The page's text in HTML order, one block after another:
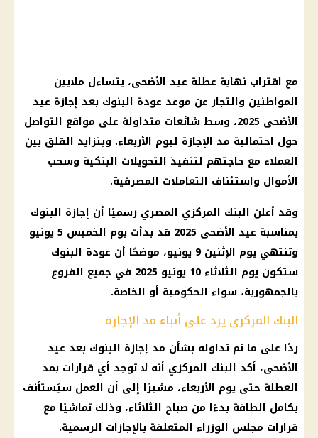
مع اقتراب نهاية عطلة عيد الأضحى، يتساءل ملايين
المواطنين والتجار عن موعد عودة البنوك بعد إجازة عيد
الأضحى 2025
، وسط شائعات متداولة على مواقع التواصل
حول احتمالية مد الإجازة ليوم الأربعاء. ويتزايد القلق بين
العملاء مع حاجتهم لتنفيذ التحويلات البنكية وسحب
الأموال واستئناف التعاملات المصرفية.
وقد أعلن البنك المركزي المصري رسميًا أن إجازة البنوك
بمناسبة عيد الأضحى 2025 قد بدأت يوم
الخميس 5 يونيو
وتنتهي يوم الإثنين 9 يونيو، موضحًا أن عودة
البنوك
ستكون يوم الثلاثاء 10 يونيو 2025
في جميع الفروع
بالجمهورية، سواء الحكومية أو الخاصة.
البنك المركزي يرد على أنباء مد الإجازة
ردًا على ما تم تداوله بشأن مد إجازة البنوك بعد عيد
الأضحى، أكد البنك المركزي أنه لا توجد أي قرارات بمد
العطلة حتى يوم الأربعاء، مشيرًا إلى أن العمل سيُستأنف
بكامل الطاقة بدءًا من صباح الثلاثاء، وذلك تماشيًا مع
قرارات مجلس الوزراء المتعلقة بالإجازات الرسمية.